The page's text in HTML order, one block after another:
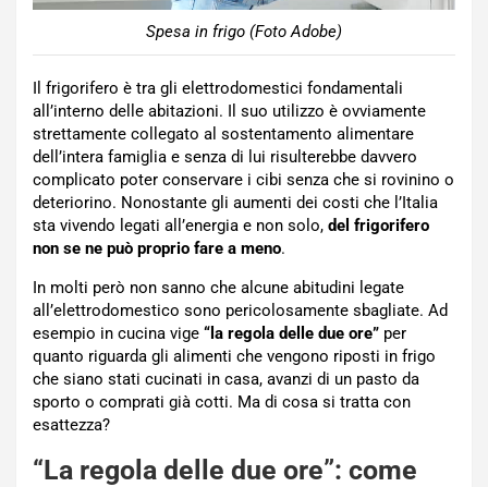
Spesa in frigo (Foto Adobe)
Il frigorifero è tra gli elettrodomestici fondamentali
all’interno delle abitazioni. Il suo utilizzo è ovviamente
strettamente collegato al sostentamento alimentare
dell’intera famiglia e senza di lui risulterebbe davvero
complicato poter conservare i cibi senza che si rovinino o
deteriorino. Nonostante gli aumenti dei costi che l’Italia
sta vivendo legati all’energia e non solo, del frigorifero
non se ne può proprio fare a meno.
In molti però non sanno che alcune abitudini legate
all’elettrodomestico sono pericolosamente sbagliate. Ad
esempio in cucina vige “la regola delle due ore” per
quanto riguarda gli alimenti che vengono riposti in frigo
che siano stati cucinati in casa, avanzi di un pasto da
sporto o comprati già cotti. Ma di cosa si tratta con
esattezza?
“La regola delle due ore”: come